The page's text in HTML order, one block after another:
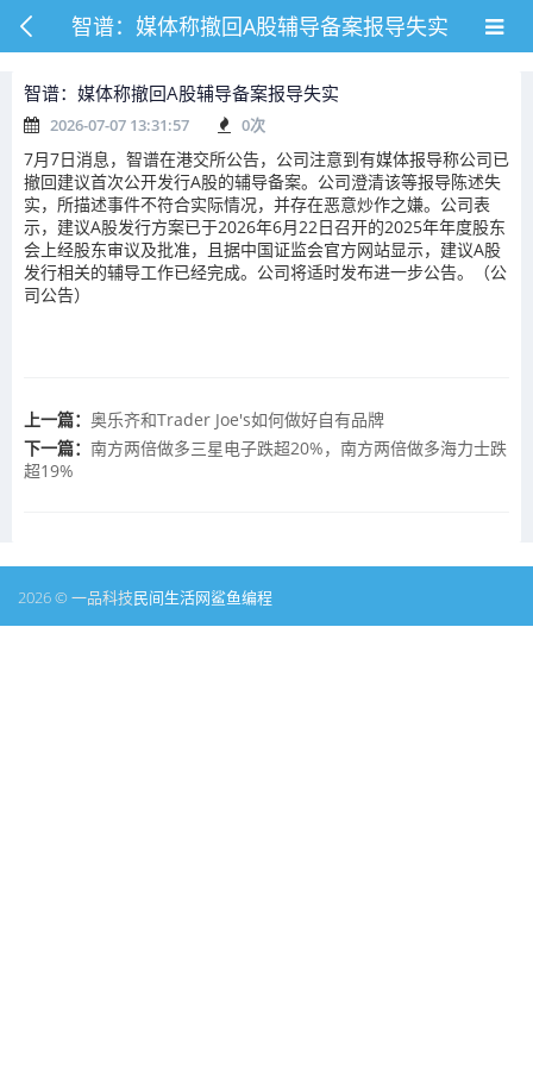
智谱：媒体称撤回A股辅导备案报导失实
智谱：媒体称撤回A股辅导备案报导失实
2026-07-07 13:31:57 0次
7月7日消息，智谱在港交所公告，公司注意到有媒体报导称公司已
撤回建议首次公开发行A股的辅导备案。公司澄清该等报导陈述失
实，所描述事件不符合实际情况，并存在恶意炒作之嫌。公司表
示，建议A股发行方案已于2026年6月22日召开的2025年年度股东
会上经股东审议及批准，且据中国证监会官方网站显示，建议A股
发行相关的辅导工作已经完成。公司将适时发布进一步公告。（公
司公告）
上一篇： 奥乐齐和Trader Joe's如何做好自有品牌
下一篇： 南方两倍做多三星电子跌超20%，南方两倍做多海力士跌
超19%
2026 © 一品科技民间生活网鲨鱼编程